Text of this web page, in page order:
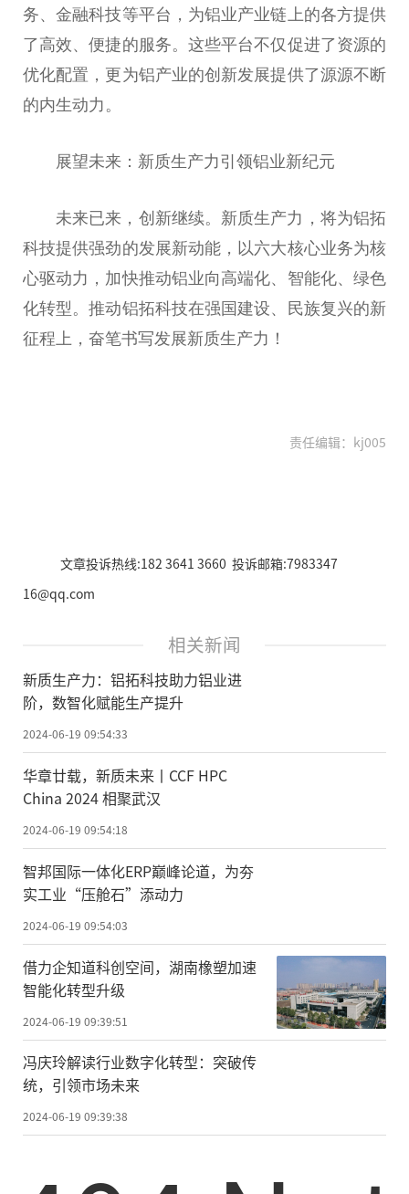
务、金融科技等平台，为铝业产业链上的各方提供
了高效、便捷的服务。这些平台不仅促进了资源的
优化配置，更为铝产业的创新发展提供了源源不断
的内生动力。
展望未来：新质生产力引领铝业新纪元
未来已来，创新继续。新质生产力，将为铝拓
科技提供强劲的发展新动能，以六大核心业务为核
心驱动力，加快推动铝业向高端化、智能化、绿色
化转型。推动铝拓科技在强国建设、民族复兴的新
征程上，奋笔书写发展新质生产力！
责任编辑：kj005
文章投诉热线:182 3641 3660 投诉邮箱:7983347
16@qq.com
相关新闻
新质生产力：铝拓科技助力铝业进
阶，数智化赋能生产提升
2024-06-19 09:54:33
华章廿载，新质未来丨CCF HPC
China 2024 相聚武汉
2024-06-19 09:54:18
智邦国际一体化ERP巅峰论道，为夯
实工业“压舱石”添动力
2024-06-19 09:54:03
借力企知道科创空间，湖南橡塑加速
智能化转型升级
2024-06-19 09:39:51
冯庆玲解读行业数字化转型：突破传
统，引领市场未来
2024-06-19 09:39:38